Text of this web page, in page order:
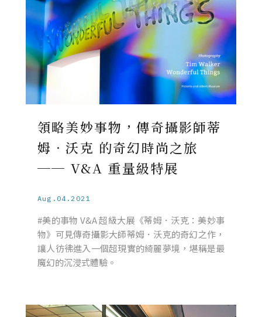
領略美妙事物，傳奇攝影師蒂
姆．沃克 的奇幻時尚之旅
── V&A 重量級特展
Aug.04.2021
#美的事物 V&A 超級大展《蒂姆．沃克：美妙事
物》可見傳奇攝影大師蒂姆．沃克的奇幻之作，
讓人彷彿進入一個超現實的綺麗夢境，堪稱是最
魔幻的沉浸式體驗。